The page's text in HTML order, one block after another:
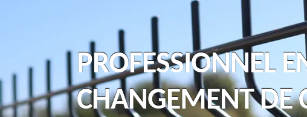
PROFESSIONNEL
CHANGEMENT DE